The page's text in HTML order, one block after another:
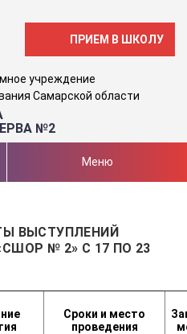
ПРИЕМ В ШКОЛУ
учреждение
Самарской области
№2
Меню
ВЫСТУПЛЕНИЙ
№ 2» С 17 ПО 23
Сроки и место
проведения